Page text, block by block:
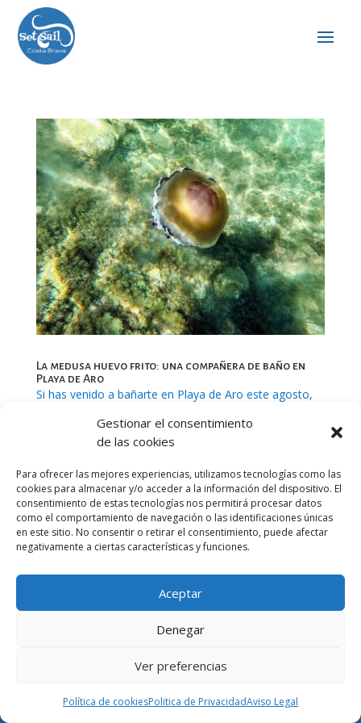
Gestionar el consentimiento
de las cookies
Para ofrecer las mejores experiencias, utilizamos tecnologías como las
cookies para almacenar y/o acceder a la información del dispositivo. El
consentimiento de estas tecnologías nos permitirá procesar datos
como el comportamiento de navegación o las identificaciones únicas
en este sitio. No consentir o retirar el consentimiento, puede afectar
negativamente a ciertas características y funciones.
Aceptar
Denegar
Ver preferencias
Política de cookiesPolitica de PrivacidadAviso Legal
La medusa huevo frito: una compañera de baño en
Playa de Aro
Si has venido a bañarte en Playa de Aro este agosto,
medusas más curiosas del Mediterráneo: Cotylorhiza
tuberculata, popularmente llamada medusa huevo frito
por el aspecto de su umbela. Este verano hemos
tenido la suerte...